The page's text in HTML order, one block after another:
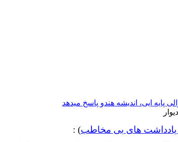
های بی مخاطب) :